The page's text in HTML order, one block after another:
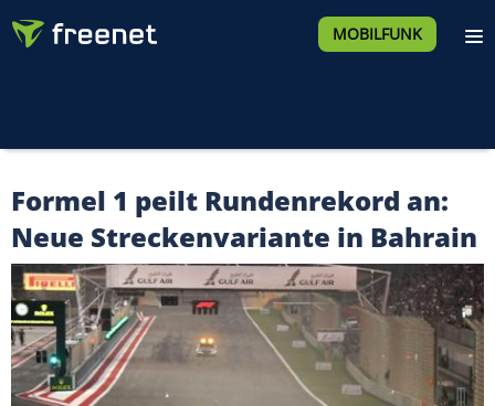
MOBILFUNK
Formel 1 peilt Rundenrekord an:
Neue Streckenvariante in Bahrain